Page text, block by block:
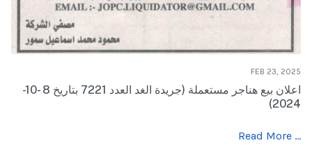
FEB 23, 2025
اعلان بيع هناجر مستعملة (جريدة الغد العدد 7221 بتاريخ 8 -10-
2024)
Read More …